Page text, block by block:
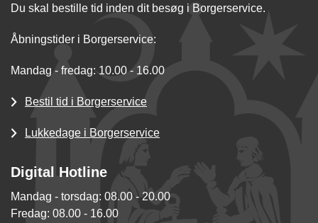
Du skal bestille tid inden dit besøg i Borgerservice.
Åbningstider i Borgerservice:
Mandag - fredag: 10.00 - 16.00
Bestil tid i Borgerservice
Lukkedage i Borgerservice
Digital Hotline
Mandag - torsdag: 08.00 - 20.00
Fredag: 08.00 - 16.00